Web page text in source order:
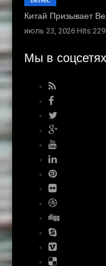
Китай Призывает
июль 23, 2026 Hits:229
Мы в соцсетях